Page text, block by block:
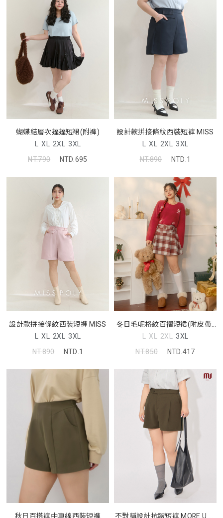
蝴蝶結層次蓬蓬短裙(附褲)
L XL 2XL 3XL
NT.790
NTD.695
設計款拼接條紋西裝短褲 MISS
L XL 2XL 3XL
NT.890
NTD.1
設計款拼接條紋西裝短褲 MISS
L XL 2XL 3XL
NT.890
NTD.1
冬日毛呢格紋百褶短裙(附皮帶)
(附褲)
L XL 2XL 3XL
NT.850
NTD.417